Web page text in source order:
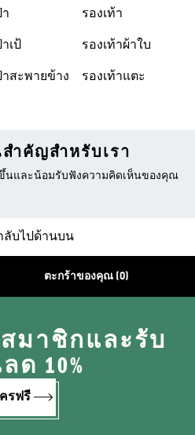
า
เป้
าสะพายข้าง
รองเท้า
รองเท้าผ้าใบ
รองเท้าแตะ
ำคัญสำหรับเรา
นและน้อมรับฟังความคิดเห็นของคุณ
ลับไปด้านบน
ตะกร้าของคุณ (0)
มาชิกและรับ
ด 10%
รฟรี